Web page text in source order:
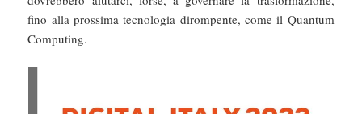
fino alla prossima tecnologia dirompente, come il Quantum
Computing.